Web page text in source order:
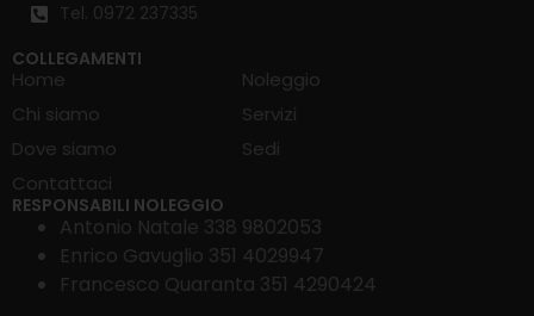
Tel. 0972 237335
COLLEGAMENTI
Home
Chi siamo
Dove siamo
Contattaci
Noleggio
Servizi
Sedi
RESPONSABILI NOLEGGIO
Antonio Natale 338 9802053
Enrico Gavuglio 351 4029947
Francesco Quaranta 351 4290424